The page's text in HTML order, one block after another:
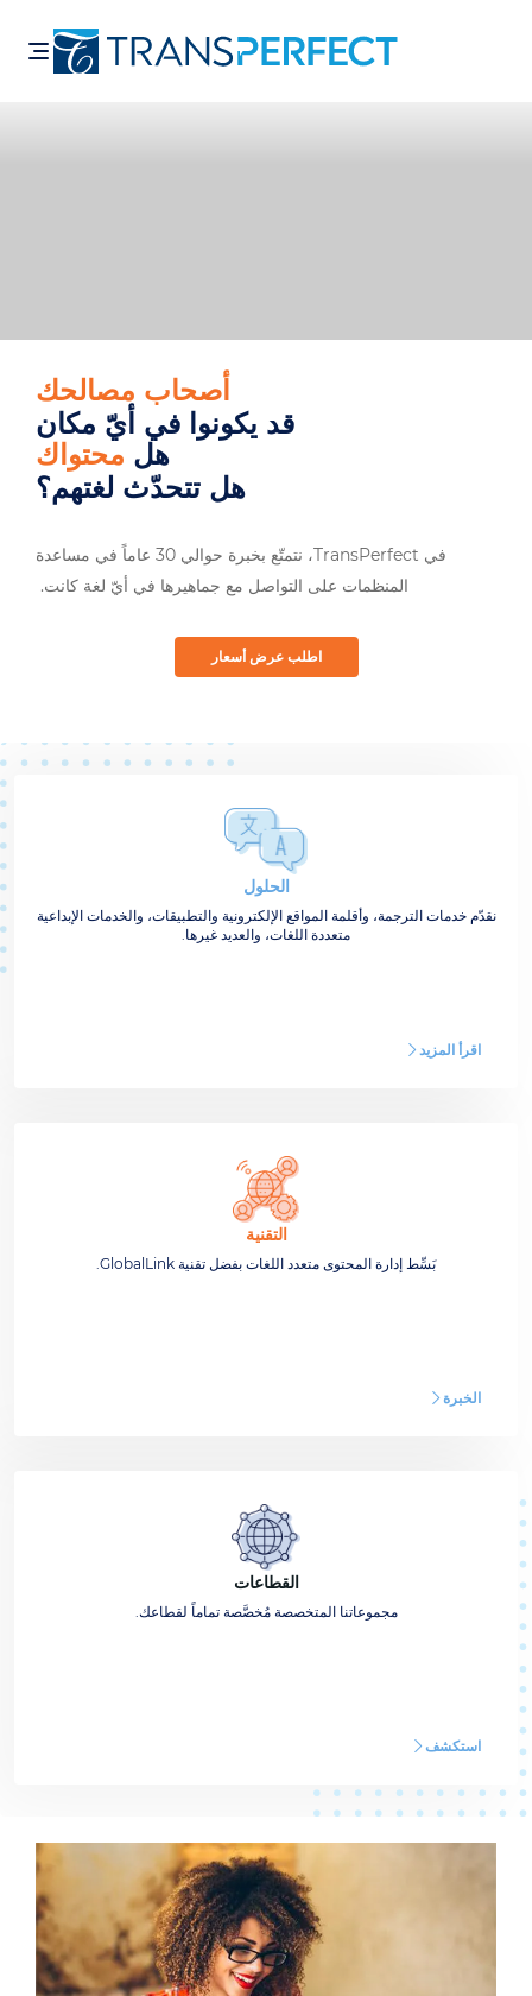
إلى
أصحاب مصالحك
قد يكونوا في أيّ مكان
هل محتواك
هل تتحدّث لغتهم؟
في ‎TransPerfect‏، نتمتّع بخبرة حوالي 30 عاماً في مساعدة
المنظمات على التواصل مع جماهيرها في أيّ لغة كانت.
اطلب عرض أسعار
الحلول
نقدّم خدمات الترجمة، وأقلمة المواقع الإلكترونية والتطبيقات، والخدمات الإبداعية
متعددة اللغات، والعديد غيرها.
اقرأ المزيد
التقنية
بَسِّط إدارة المحتوى متعدد اللغات بفضل تقنية ‎GlobalLink‏.
الخبرة
القطاعات
مجموعاتنا المتخصصة مُخصَّصة تماماً لقطاعك.
استكشف